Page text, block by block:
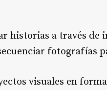
historias a través de
fotografías
visuales en